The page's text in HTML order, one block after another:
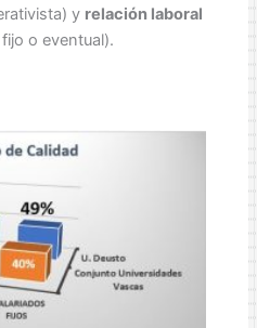
y relación laboral
o eventual).